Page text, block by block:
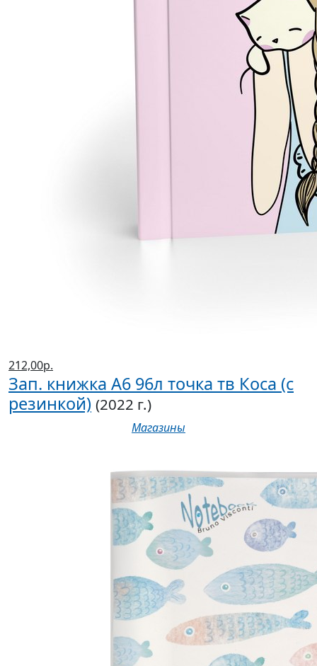
212,00р.
Зап. книжка А6 96л точка тв Коса (с
резинкой) (2022 г.)
Магазины